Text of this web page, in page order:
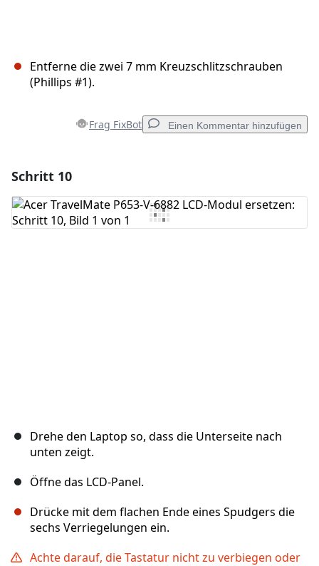
Entferne die zwei 7 mm Kreuzschlitzschrauben
(Phillips #1).
Frag FixBot Einen Kommentar hinzufügen
Kommentar hinzufügen
Schritt 10
Drehe den Laptop so, dass die Unterseite nach
unten zeigt.
Öffne das LCD-Panel.
Drücke mit dem flachen Ende eines Spudgers die
sechs Verriegelungen ein.
Achte darauf, die Tastatur nicht zu verbiegen oder